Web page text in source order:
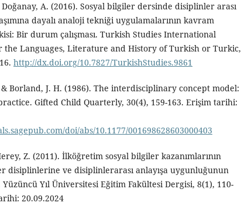
A. (2016). Sosyal bilgiler dersinde disiplinler arası
dayalı analoji tekniği uygulamalarının kavram
Bir durum çalışması. Turkish Studies International
the Languages, Literature and History of Turkish or Turkic,
http://dx.doi.org/10.7827/TurkishStudies.9861
& Borland, J. H. (1986). The interdisciplinary concept model:
Gifted Child Quarterly, 30(4), 159-163. Erişim tarihi:
doi/abs/10.1177/001698628603000403
Z. (2011). İlköğretim sosyal bilgiler kazanımlarının
disiplinlerine ve disiplinlerarası anlayışa uygunluğunun
Yıl Üniversitesi Eğitim Fakültesi Dergisi, 8(1), 110-
20.09.2024